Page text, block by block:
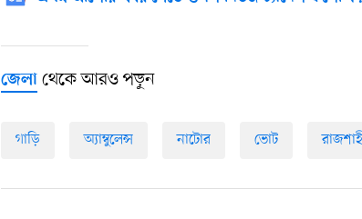
জেলা থেকে আরও পড়ুন
গাড়ি অ্যাম্বুলেন্স নাটোর ভোট